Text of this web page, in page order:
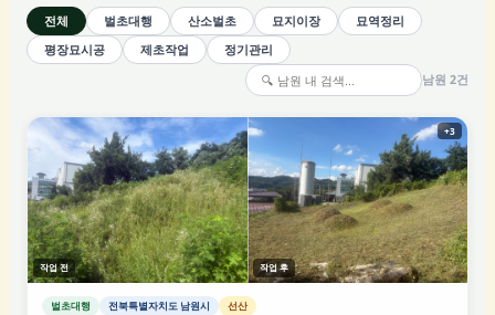
전체 벌초대행 산소벌초 묘지이장
묘역정리
평장묘시공
제초작업
정기관리
남원 2건
작업 전 작업 후
+3
벌초대행 전북특별자치도 남원시 선산